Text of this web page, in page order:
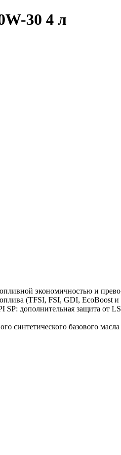
30 4 л
экономичностью и
(TFSI, FSI, GDI, EcoBoost
дополнительная защита от
синтетического базового